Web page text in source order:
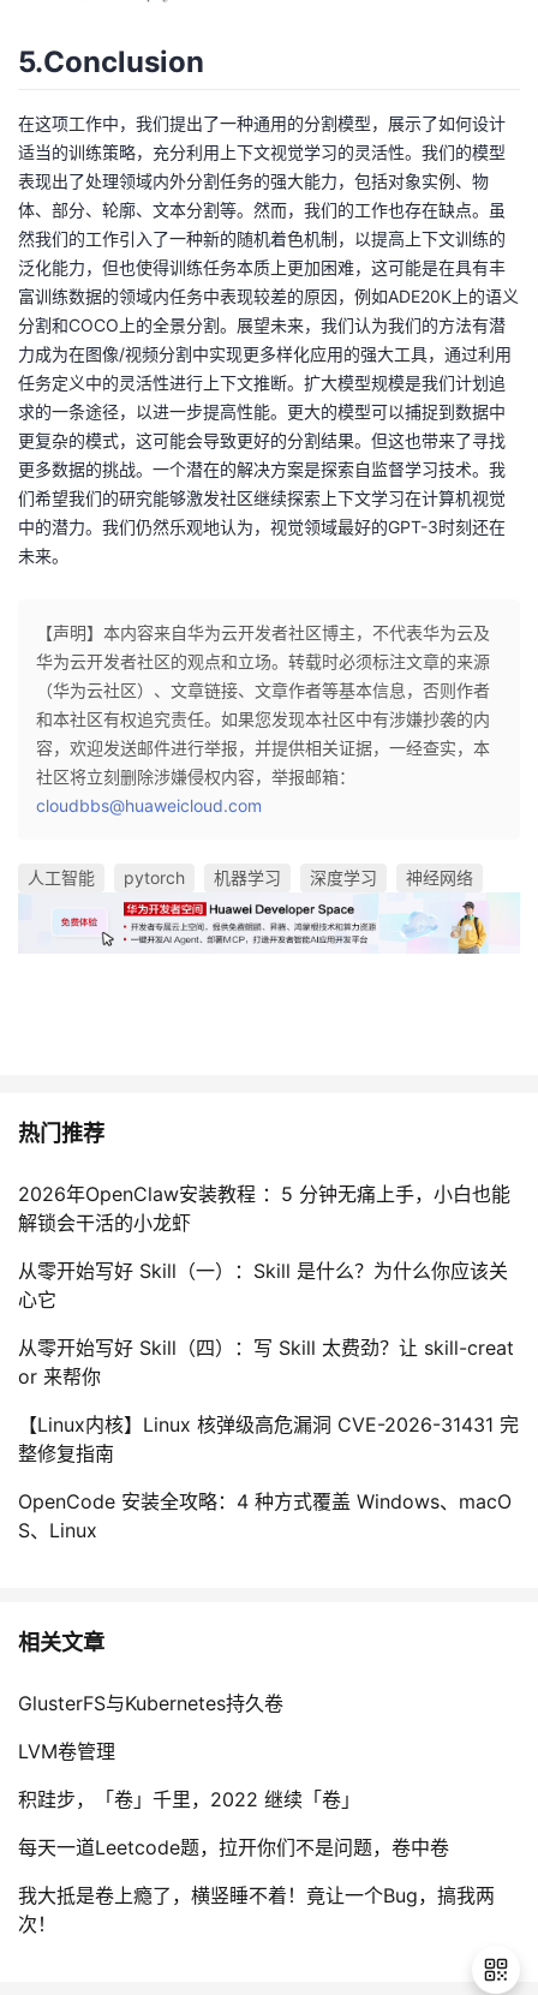
5.Conclusion
在这项工作中，我们提出了一种通用的分割模型，展示了如何设计
适当的训练策略，充分利用上下文视觉学习的灵活性。我们的模型
表现出了处理领域内外分割任务的强大能力，包括对象实例、物
体、部分、轮廓、文本分割等。然而，我们的工作也存在缺点。虽
然我们的工作引入了一种新的随机着色机制，以提高上下文训练的
泛化能力，但也使得训练任务本质上更加困难，这可能是在具有丰
富训练数据的领域内任务中表现较差的原因，例如ADE20K上的语义
分割和COCO上的全景分割。展望未来，我们认为我们的方法有潜
力成为在图像/视频分割中实现更多样化应用的强大工具，通过利用
任务定义中的灵活性进行上下文推断。扩大模型规模是我们计划追
求的一条途径，以进一步提高性能。更大的模型可以捕捉到数据中
更复杂的模式，这可能会导致更好的分割结果。但这也带来了寻找
更多数据的挑战。一个潜在的解决方案是探索自监督学习技术。我
们希望我们的研究能够激发社区继续探索上下文学习在计算机视觉
中的潜力。我们仍然乐观地认为，视觉领域最好的GPT-3时刻还在
未来。
【声明】本内容来自华为云开发者社区博主，不代表华为云及
华为云开发者社区的观点和立场。转载时必须标注文章的来源
（华为云社区）、文章链接、文章作者等基本信息，否则作者
和本社区有权追究责任。如果您发现本社区中有涉嫌抄袭的内
容，欢迎发送邮件进行举报，并提供相关证据，一经查实，本
社区将立刻删除涉嫌侵权内容，举报邮箱：
cloudbbs@huaweicloud.com
人工智能 pytorch 机器学习 深度学习 神经网络
热门推荐
2026年OpenClaw安装教程 ：5 分钟无痛上手，小白也能
解锁会干活的小龙虾
从零开始写好 Skill（一）：Skill 是什么？为什么你应该关
心它
从零开始写好 Skill（四）：写 Skill 太费劲？让 skill-creat
or 来帮你
【Linux内核】Linux 核弹级高危漏洞 CVE-2026-31431 完
整修复指南
OpenCode 安装全攻略：4 种方式覆盖 Windows、macO
S、Linux
相关文章
GlusterFS与Kubernetes持久卷
LVM卷管理
积跬步，「卷」千里，2022 继续「卷」
每天一道Leetcode题，拉开你们不是问题，卷中卷
我大抵是卷上瘾了，横竖睡不着！竟让一个Bug，搞我两
次！